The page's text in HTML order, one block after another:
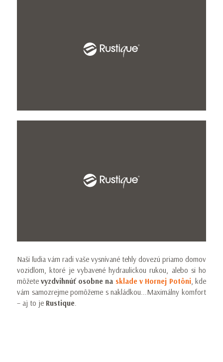
Naši ľudia vám radi vaše vysnívané tehly dovezú priamo domov
vozidlom, ktoré je vybavené hydraulickou rukou, alebo si ho
môžetevyzdvihnúť osobne na sklade v Hornej Potôni, kde
vám samozrejme pomôžeme s nakládkou...Maximálny komfort
– aj to je Rustique.